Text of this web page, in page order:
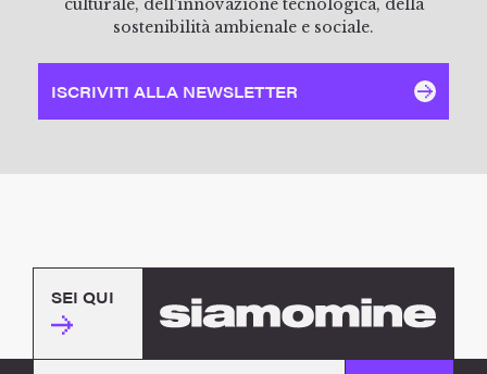
culturale, dell’innovazione tecnologica, della
sostenibilità ambienale e sociale.
ISCRIVITI ALLA NEWSLETTER
SEI QUI